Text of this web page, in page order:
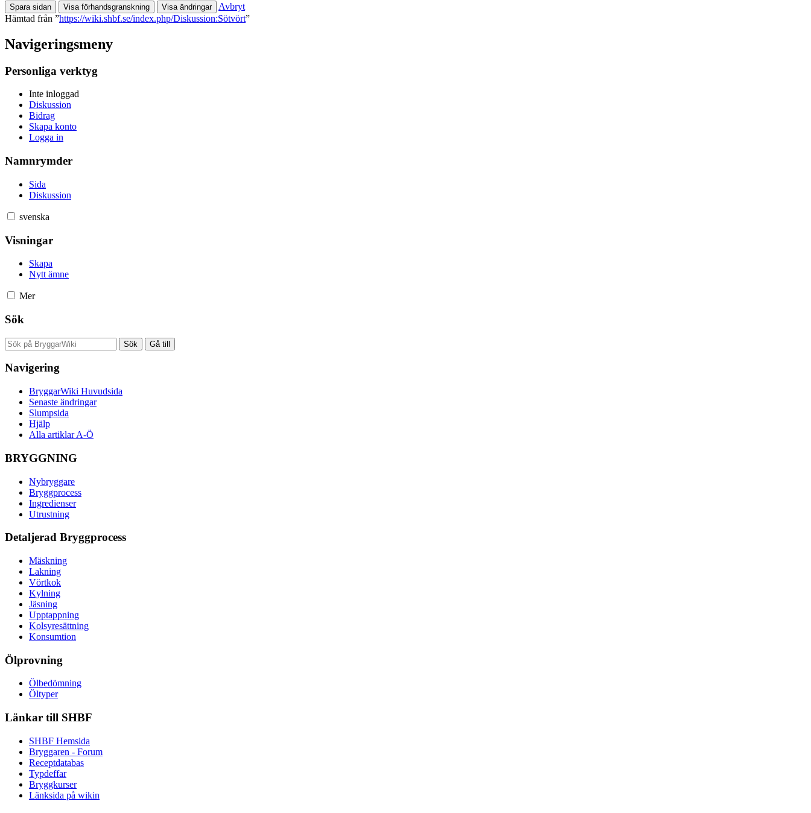
Avbryt
Hämtad från ”https://wiki.shbf.se/index.php/Diskussion:Sötvört”
Navigeringsmeny
Personliga verktyg
Inte inloggad
Diskussion
Bidrag
Skapa konto
Logga in
Namnrymder
Sida
Diskussion
svenska
Visningar
Skapa
Nytt ämne
Mer
Sök
Navigering
BryggarWiki Huvudsida
Senaste ändringar
Slumpsida
Hjälp
Alla artiklar A-Ö
BRYGGNING
Nybryggare
Bryggprocess
Ingredienser
Utrustning
Detaljerad Bryggprocess
Mäskning
Lakning
Vörtkok
Kylning
Jäsning
Upptappning
Kolsyresättning
Konsumtion
Ölprovning
Ölbedömning
Öltyper
Länkar till SHBF
SHBF Hemsida
Bryggaren - Forum
Receptdatabas
Typdeffar
Bryggkurser
Länksida på wikin